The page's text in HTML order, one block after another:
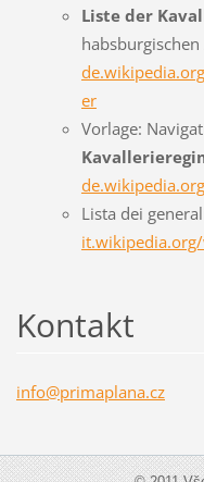
Liste der
er
Vorlage:
Lista dei
Kontakt
info@primaplana.cz